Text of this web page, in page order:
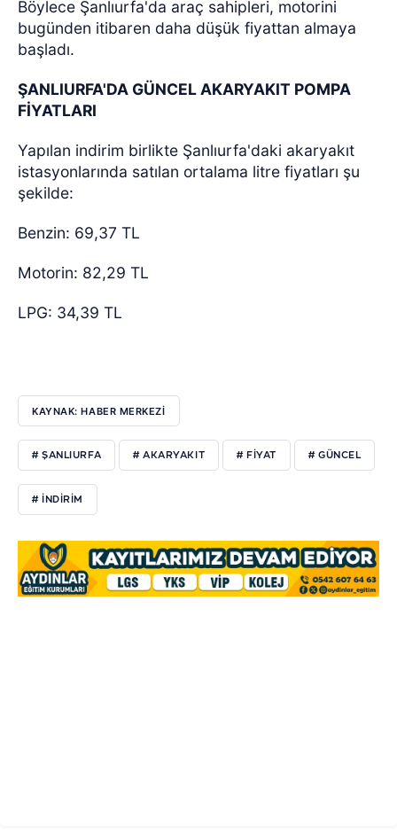
Böylece Şanlıurfa'da araç sahipleri, motorini
bugünden itibaren daha düşük fiyattan almaya
başladı.
ŞANLIURFA'DA GÜNCEL AKARYAKIT POMPA
FİYATLARI
Yapılan indirim birlikte Şanlıurfa'daki akaryakıt
istasyonlarında satılan ortalama litre fiyatları şu
şekilde:
Benzin: 69,37 TL
Motorin: 82,29 TL
LPG: 34,39 TL
KAYNAK: HABER MERKEZİ
# ŞANLIURFA # AKARYAKIT # FİYAT # GÜNCEL
# İNDİRİM